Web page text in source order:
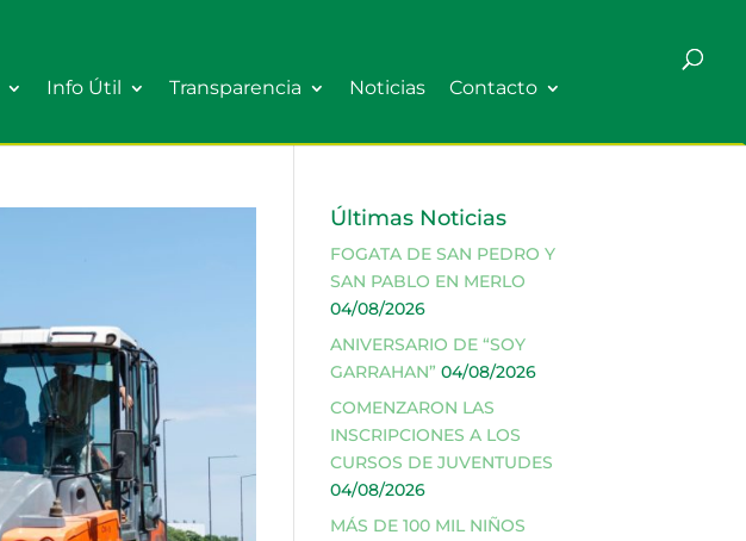
Info Útil Transparencia Noticias Contacto
Últimas Noticias
FOGATA DE SAN PEDRO Y
SAN PABLO EN MERLO
04/08/2026
ANIVERSARIO DE “SOY
GARRAHAN” 04/08/2026
COMENZARON LAS
INSCRIPCIONES A LOS
CURSOS DE JUVENTUDES
04/08/2026
MÁS DE 100 MIL NIÑOS